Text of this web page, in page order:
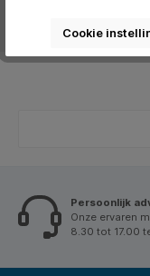
Beoordelingen
Persoonlijk
Onze ervaren
8.30 tot 17.00
Cookie